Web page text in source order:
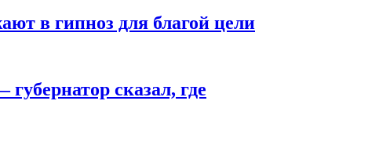
в гипноз для благой цели
сказал, где